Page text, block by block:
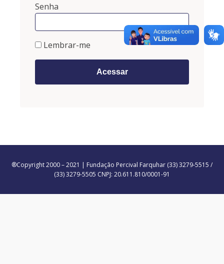
Senha
Lembrar-me
®Copyright 2000 – 2021 | Fundação Percival Farquhar (33) 3279-5515 /
(33) 3279-5505 CNPJ: 20.611.810/0001-91